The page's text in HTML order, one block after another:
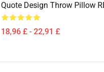
Quote Design Throw Pillow
18,96 £ - 22,91 £